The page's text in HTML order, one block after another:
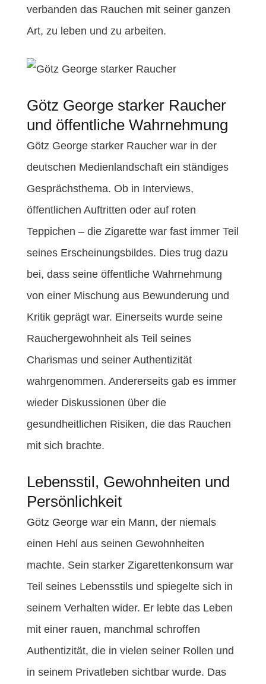
verbanden das Rauchen mit seiner ganzen
Art, zu leben und zu arbeiten.
Götz George starker Raucher
und öffentliche Wahrnehmung
Götz George starker Raucher war in der
deutschen Medienlandschaft ein ständiges
Gesprächsthema. Ob in Interviews,
öffentlichen Auftritten oder auf roten
Teppichen – die Zigarette war fast immer Teil
seines Erscheinungsbildes. Dies trug dazu
bei, dass seine öffentliche Wahrnehmung
von einer Mischung aus Bewunderung und
Kritik geprägt war. Einerseits wurde seine
Rauchergewohnheit als Teil seines
Charismas und seiner Authentizität
wahrgenommen. Andererseits gab es immer
wieder Diskussionen über die
gesundheitlichen Risiken, die das Rauchen
mit sich brachte.
Lebensstil, Gewohnheiten und
Persönlichkeit
Götz George war ein Mann, der niemals
einen Hehl aus seinen Gewohnheiten
machte. Sein starker Zigarettenkonsum war
Teil seines Lebensstils und spiegelte sich in
seinem Verhalten wider. Er lebte das Leben
mit einer rauen, manchmal schroffen
Authentizität, die in vielen seiner Rollen und
in seinem Privatleben sichtbar wurde. Das